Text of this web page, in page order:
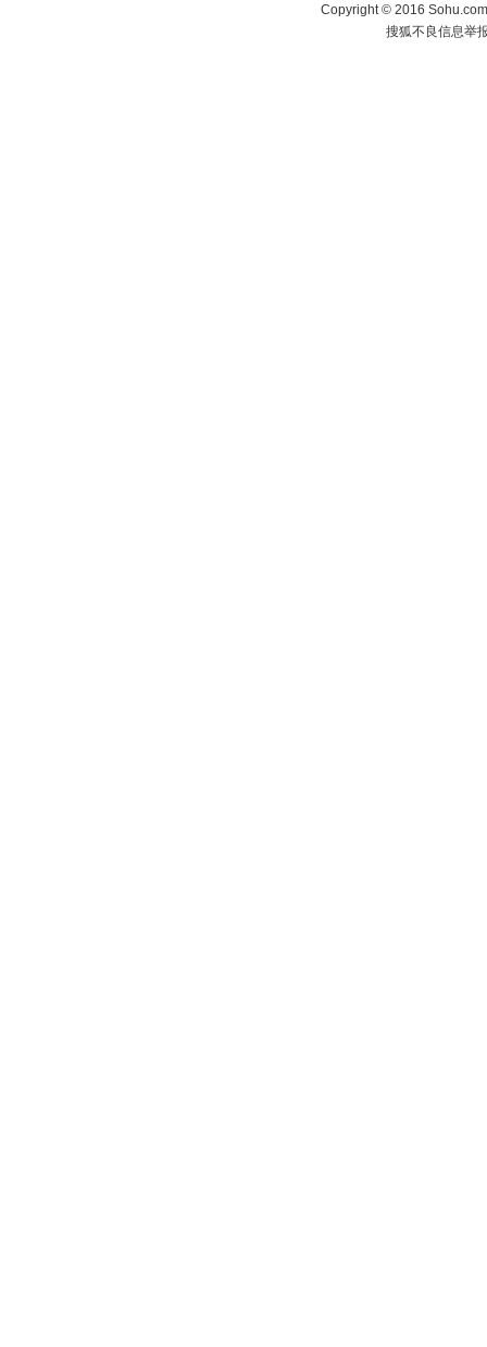
Copyright©2016
搜狐不良信息举